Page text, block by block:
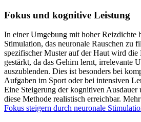
Fokus und kognitive Leistung
In einer Umgebung mit hoher Reizdichte
Stimulation, das neuronale Rauschen zu
spezifischer Muster auf der Haut wird
gestärkt, da das Gehirn lernt, irrelevante
auszublenden. Dies ist besonders bei
Aufgaben im Sport oder bei intensiven
Eine Steigerung der kognitiven Ausdauer
diese Methode realistisch erreichbar.
Fokus steigern durch neuronale